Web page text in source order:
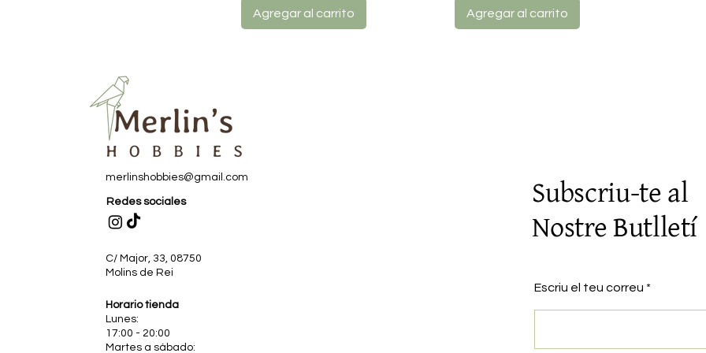
Agregar al carrito Agregar al carrito
merlinshobbies@gmail.com
Redes sociales
C/ Major, 33, 08750
Molins de Rei
Horario tienda
Lunes:
17:00 - 20:00
Martes a sábado:
Subscriu-te al
Nostre Butlletí
Escriu el teu correu